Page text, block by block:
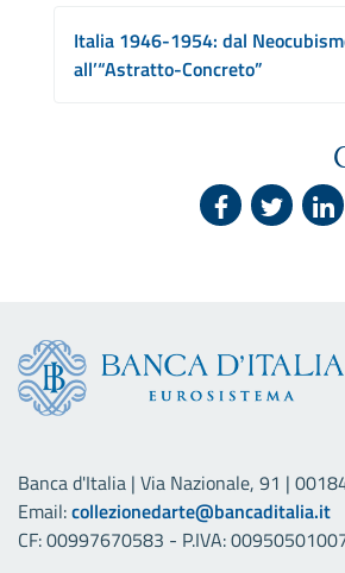
Italia 1946-1954: dal
all’“Astratto-Concreto”
Banca d'Italia | Via Nazionale, 91 |
Email:collezionedarte@bancaditalia.it
CF: 00997670583 - P.IVA: